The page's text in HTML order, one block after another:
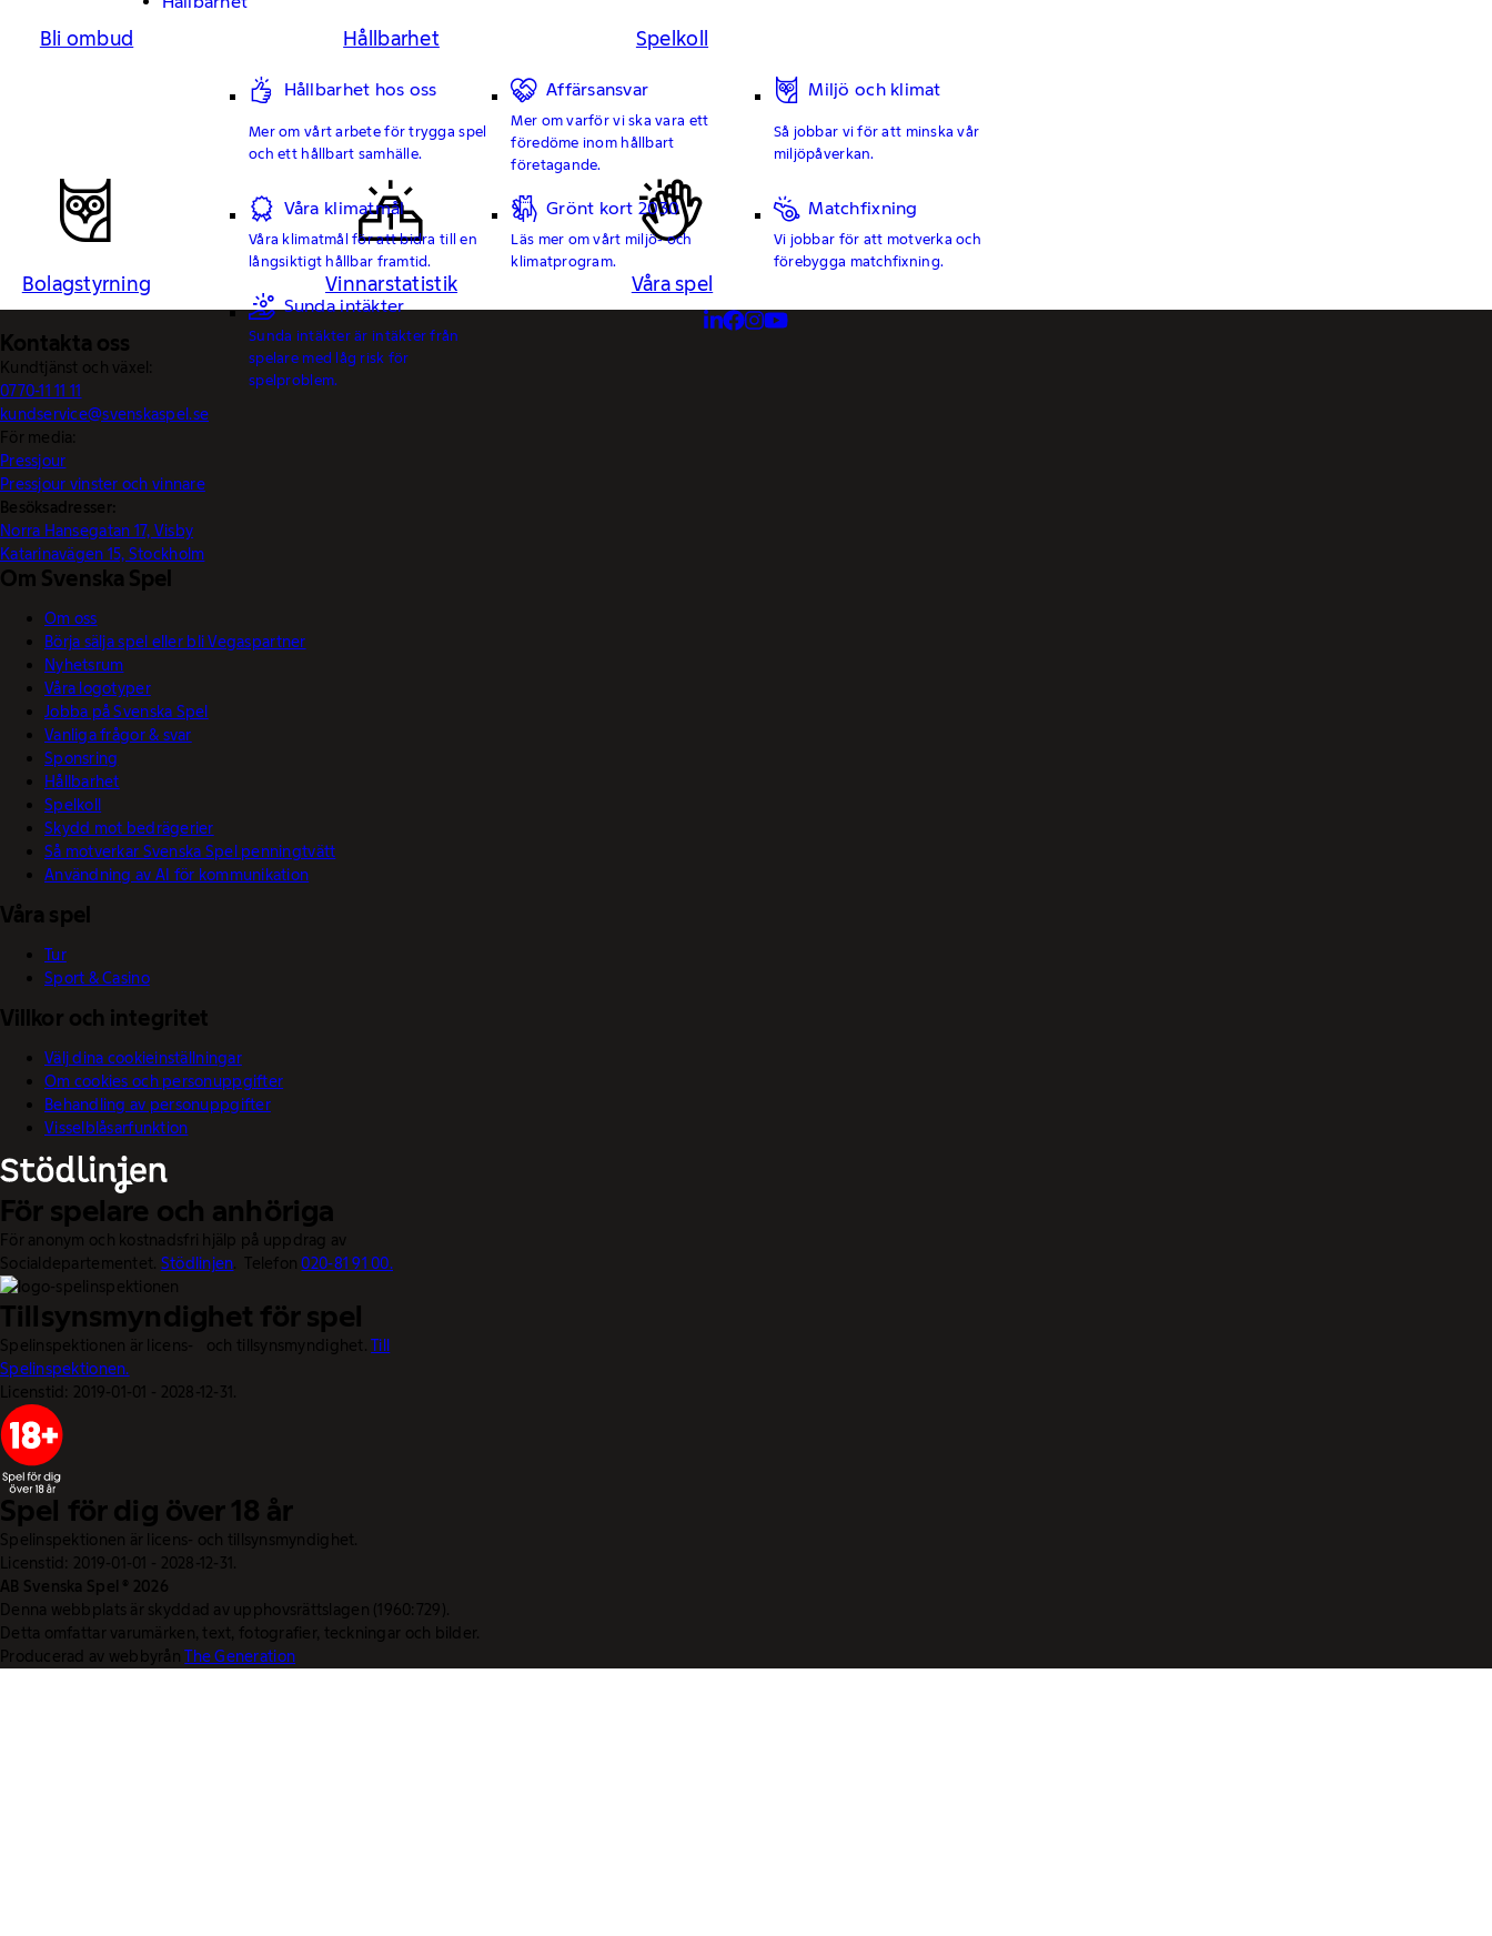
Hållbarhet hos oss
Mer om vårt arbete för trygga spel
och ett hållbart samhälle.
Affärsansvar
Mer om varför vi ska vara ett
föredöme inom hållbart
företagande.
Miljö och klimat
Så jobbar vi för att minska vår
miljöpåverkan.
Våra klimatmål
Våra klimatmål för att bidra till en
långsiktigt hållbar framtid.
Grönt kort 2030
Läs mer om vårt miljö- och
klimatprogram.
Matchfixning
Vi jobbar för att motverka och
förebygga matchfixning.
Sunda intäkter
Sunda intäkter är intäkter från
spelare med låg risk för
spelproblem.
Bli ombud Hållbarhet Spelkoll
Bolagstyrning Vinnarstatistik Våra spel
Kontakta oss
Kundtjänst och växel:
0770-11 11 11
kundservice@svenskaspel.se
För media:
Pressjour
Pressjour vinster och vinnare
Besöksadresser:
Norra Hansegatan 17, Visby
Katarinavägen 15, Stockholm
Om Svenska Spel
Om oss
Börja sälja spel eller bli Vegaspartner
Nyhetsrum
Våra logotyper
Jobba på Svenska Spel
Vanliga frågor & svar
Sponsring
Hållbarhet
Spelkoll
Skydd mot bedrägerier
Så motverkar Svenska Spel penningtvätt
Användning av AI för kommunikation
Våra spel
Tur
Sport & Casino
Villkor och integritet
Välj dina cookieinställningar
Om cookies och personuppgifter
Behandling av personuppgifter
Visselblåsarfunktion
För spelare och anhöriga
För anonym och kostnadsfri hjälp på uppdrag av
Socialdepartementet. Stödlinjen. Telefon020-81 91 00.
Tillsynsmyndighet för spel
Spelinspektionen är licens- och tillsynsmyndighet.Till
Spelinspektionen.
Licenstid: 2019-01-01 - 2028-12-31.
Spel för dig över 18 år
Spelinspektionen är licens- och tillsynsmyndighet.
Licenstid: 2019-01-01 - 2028-12-31.
AB Svenska Spel © 2026
Denna webbplats är skyddad av upphovsrättslagen (1960:729).
Detta omfattar varumärken, text, fotografier, teckningar och bilder.
Producerad av webbyrånThe Generation